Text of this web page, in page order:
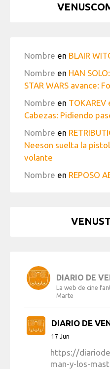
Nombre en BLAIR
Nombre en HAN
STAR WARS avance:
Nombre en
Cabezas: Pidiendo
Nombre en
Neeson suelta la
volante
Nombre en REPOSO
DIARIO DE
La web de cine
Marte
DIARIO DE
17 Jun
https://
man-y-los-